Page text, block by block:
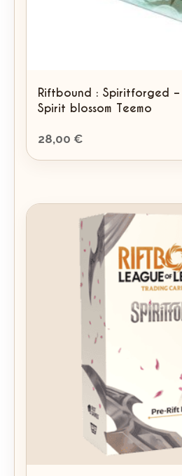
Riftbound : Spiritforged
Spirit blossom Teemo
28,00 €